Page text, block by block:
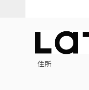
住所